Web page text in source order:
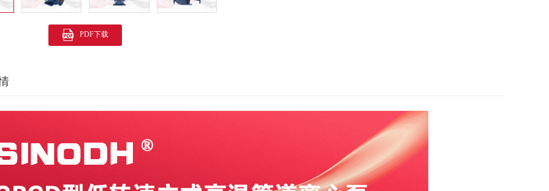
PDF下载